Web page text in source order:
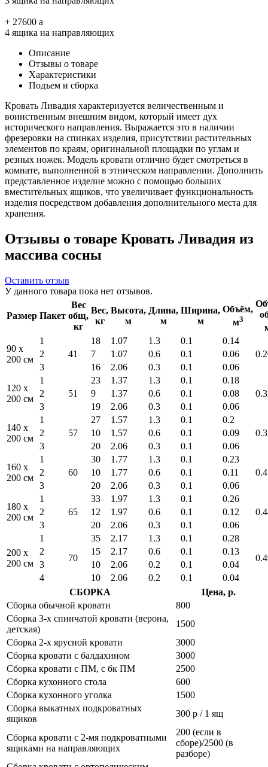
+ 27600 a
4 ящика на направляющих
Описание
Отзывы о товаре
Характеристики
Подъем и сборка
Кровать Ливадия характеризуется величественным и
воинственным внешним видом, который имеет дух
исторического направления. Выражается это в наличии
фрезеровки на спинках изделия, присутствии растительных
элементов по краям, оригинальной площадки по углам и
резных ножек. Модель кровати отлично будет смотреться в
комнате, выполненной в этническом направлении. Дополнить
представленное изделие можно с помощью больших
вместительных ящиков, что увеличивает функциональность
изделия посредством добавления дополнительного места для
хранения.
Отзывы о товаре Кровать Ливадия из
массива сосны
Оставить отзыв
У данного товара пока нет отзывов.
Размер Пакет
Вес
общ,
кг
Вес,
кг
Высота,
м
Длина,
м
Ширина,
м
Объём,
м3
90 x
200 см
1
41
18 1.07 1.3 0.1
0.14
2 7 1.07 0.6 0.1
0.06
3
16 2.06 0.3 0.1 0.06
120 x
200 см
1
51
23 1.37 1.3 0.1
0.18
2 9 1.37 0.6 0.1
0.08
3
19 2.06 0.3 0.1 0.06
140 x
200 см
1
57
27 1.57 1.3 0.1
0.2
2 10 1.57 0.6 0.1
0.09
3
20 2.06 0.3 0.1 0.06
160 x
200 см
1
60
30 1.77 1.3 0.1
0.23
0.4
2 10 1.77 0.6 0.1
0.11
3
20 2.06 0.3 0.1 0.06
180 x
200 см
1
65
33 1.97 1.3 0.1
0.26
2 12 1.97 0.6 0.1
0.12
3
20 2.06 0.3 0.1 0.06
200 x
200 см
1
70
35 2.17 1.3 0.1
0.28
2 15 2.17 0.6 0.1
0.13
3
10 2.06 0.2 0.1
0.04
4
10 2.06 0.2 0.1
0.04
СБОРКА
Цена, р.
Сборка обычной кровати
800
Сборка 3-х спинчатой кровати (верона,
детская)
1500
Сборка 2-х ярусной кровати
3000
Сборка кровати с балдахином
3000
Сборка кровати с ПМ, с бк ПМ
2500
Сборка кухонного стола
600
Сборка кухонного уголка
1500
Сборка выкатных подкроватных
ящиков
300 р / 1 ящ
Сборка кровати с 2-мя подкроватными
ящиками на направляющих
200 (если в
сборе)/2500 (в
разборе)